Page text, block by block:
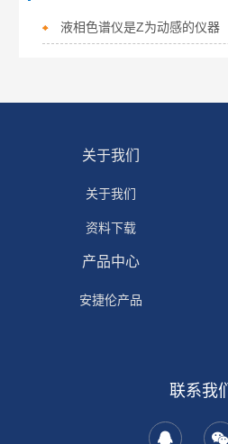
液相色谱仪是Z为动感的仪器
关于我们
关于我们
资料下载
产品中心
安捷伦产品
联系我们